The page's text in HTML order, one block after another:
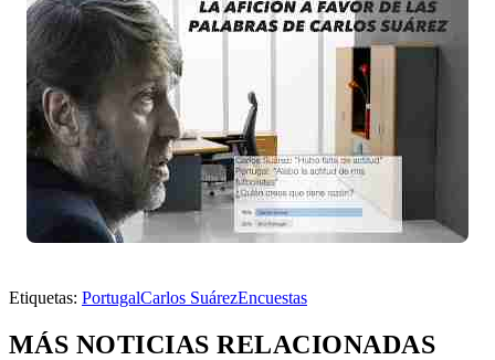
Etiquetas: PortugalCarlos SuárezEncuestas
MÁS NOTICIAS RELACIONADAS